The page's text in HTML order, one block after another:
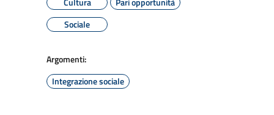
Sociale
Argomenti:
Integrazione sociale